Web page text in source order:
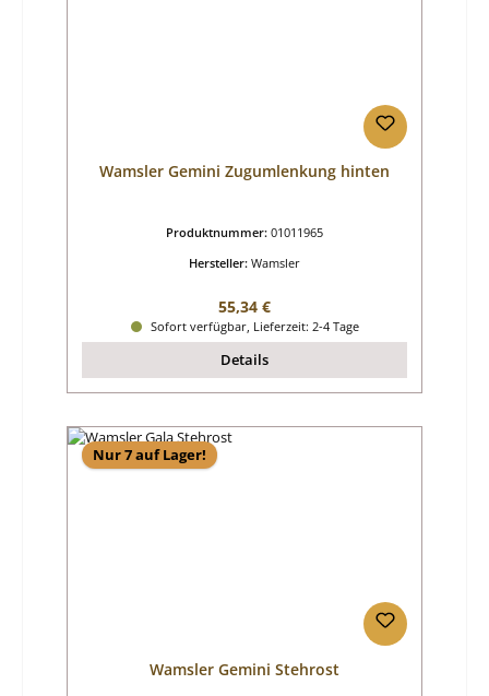
Wamsler Gemini Zugumlenkung hinten
Produktnummer: 01011965
Hersteller: Wamsler
Regulärer Preis:
55,34 €
Sofort verfügbar, Lieferzeit: 2-4 Tage
Details
Nur 7 auf Lager!
Wamsler Gemini Stehrost